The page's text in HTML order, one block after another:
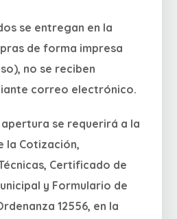
se entregan en la
de forma impresa
no se reciben
correo electrónico.
se requerirá a la
la Cotización,
Certificado de
y Formulario de
12556, en la